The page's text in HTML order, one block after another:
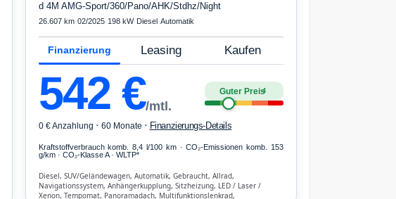
d 4M AMG-Sport/360/Pano/AHK/Stdhz/Night
26.607 km·02/2025· 198 kW· Diesel·Automatik
Finanzierung Leasing Kaufen
542€/mtl.
Guter Preis4
0 € Anzahlung · 60 Monate · Finanzierungs-Details
Kraftstoffverbrauch komb. 8,4 l/100 km · CO₂-Emissionen komb. 153
g/km · CO₂-Klasse A · WLTP*
Diesel, SUV/Geländewagen, Automatik, Gebraucht, Allrad,
Navigationssystem, Anhängerkupplung, Sitzheizung, LED / Laser /
Xenon, Tempomat, Panoramadach, Multifunktionslenkrad,